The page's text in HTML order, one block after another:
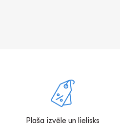
Plaša izvēle un lielisks